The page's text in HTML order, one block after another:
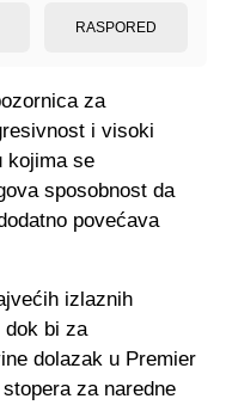
RASPORED
za
i visoki
kojima se
sposobnost da
povećava
izlaznih
dok bi za
dolazak u Premier
za naredne